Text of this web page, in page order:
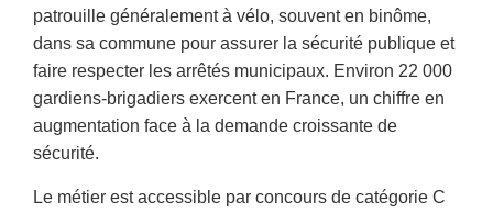
patrouille généralement à vélo, souvent en binôme,
dans sa commune pour assurer la sécurité publique et
faire respecter les arrêtés municipaux. Environ 22 000
gardiens-brigadiers exercent en France, un chiffre en
augmentation face à la demande croissante de
sécurité.
Le métier est accessible par concours de catégorie C